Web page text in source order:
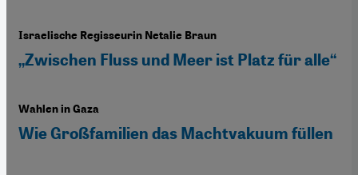
Israelische Regisseurin Netalie Braun
„Zwischen Fluss und Meer ist Platz für alle“
Wahlen in Gaza
Wie Großfamilien das Machtvakuum füllen